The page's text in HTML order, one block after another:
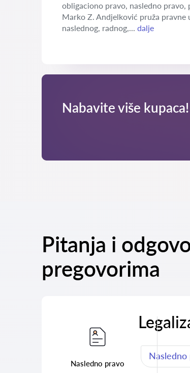
obligaciono pravo, nasledno
Marko Z. Andjelković pruža
naslednog, radnog,... dalje
Nabavite više kupaca!
Pitanja i
pregovorima
Nasledno pravo
Nasledno